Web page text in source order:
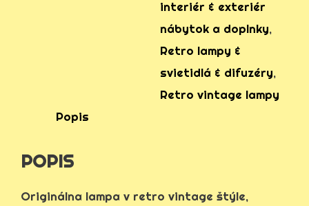
60
interiér & exteriér
nábytok a doplnky,
Retro lampy &
svietidlá & difuzéry,
Retro vintage lampy
Popis
POPIS
Originálna lampa v retro vintage štýle,